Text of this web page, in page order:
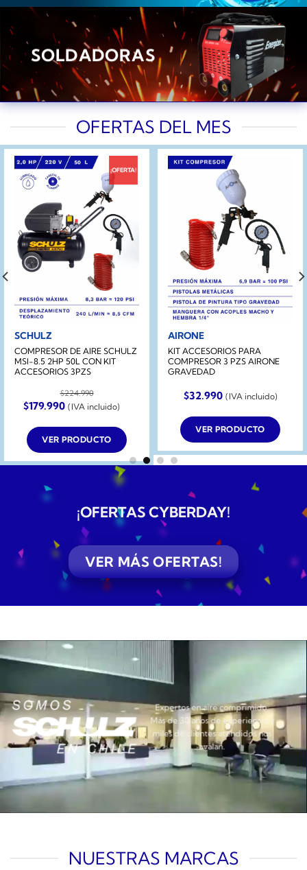
SOLDADORAS
OFERTAS DEL MES
¡OFERTA!
SCHULZ
COMPRESOR DE AIRE SCHULZ
MSI-8.5 2HP 50L CON KIT
ACCESORIOS 3PZS
$224.990
El
precio
original
era:
$224.990.
$179.990El
precio
actual
es:
$179.990.
(IVA incluido)
VER PRODUCTO
AIRONE
KIT ACCESORIOS PARA
COMPRESOR 3 PZS AIRONE
GRAVEDAD
$32.990 (IVA incluido)
VER PRODUCTO
¡OFERTAS CYBERDAY!
VER MÁS OFERTAS!
Expertos en aire comprimido.
Más de 30 años de experiencia y
miles de clientes atendidos nos
avalan.
NUESTRAS MARCAS